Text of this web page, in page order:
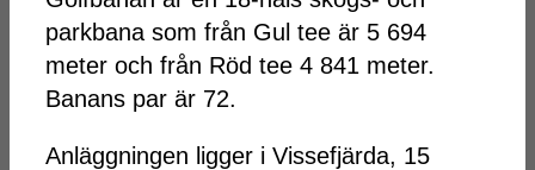
parkbana som från Gul tee är 5 694
meter och från Röd tee 4 841 meter.
Banans par är 72.
Anläggningen ligger i Vissefjärda, 15